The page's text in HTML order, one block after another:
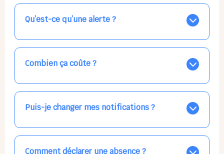
jour dans le calendrier ci-dessus, EN BLEU. Tapez sur
celle qui vous intéresse, choisissez vos horaires, et la
confirmation est immédiate ! Vos accueils
Qu’est-ce qu’une alerte ?
Vous avez besoin d'une solution d'accueil pour une
date précise, ou pour un jour régulier dans la semaine,
mais les places disponibles EN BLEU ne correspondent
pas ? Créez une alerte ponctuelle ou récurrente, ainsi
Combien ça coûte ?
Votre accueil est normalement facturé par la direction
de la crèche, en fin de mois, selon votre taux horaire
habituel. N'hésitez pas à confirmer directement avec
l'équipe lors de la prochaine visite !
Puis-je changer mes notifications ?
Dans votre profil (bouton bleu en haut à droite), vous
pouvez choisir de recevoir les alertes et confirmations
par email, par SMS, par les deux canaux en même
Comment déclarer une absence ?